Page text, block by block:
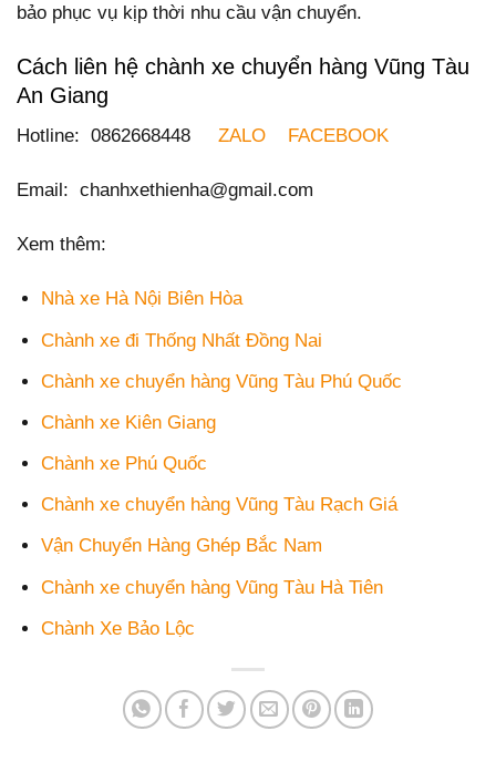
bảo phục vụ kịp thời nhu cầu vận chuyển.
Cách liên hệ chành xe chuyển hàng Vũng Tàu
An Giang
Hotline: 0862668448 ZALO FACEBOOK
Email: chanhxethienha@gmail.com
Xem thêm:
Nhà xe Hà Nội Biên Hòa
Chành xe đi Thống Nhất Đồng Nai
Chành xe chuyển hàng Vũng Tàu Phú Quốc
Chành xe Kiên Giang
Chành xe Phú Quốc
Chành xe chuyển hàng Vũng Tàu Rạch Giá
Vận Chuyển Hàng Ghép Bắc Nam
Chành xe chuyển hàng Vũng Tàu Hà Tiên
Chành Xe Bảo Lộc